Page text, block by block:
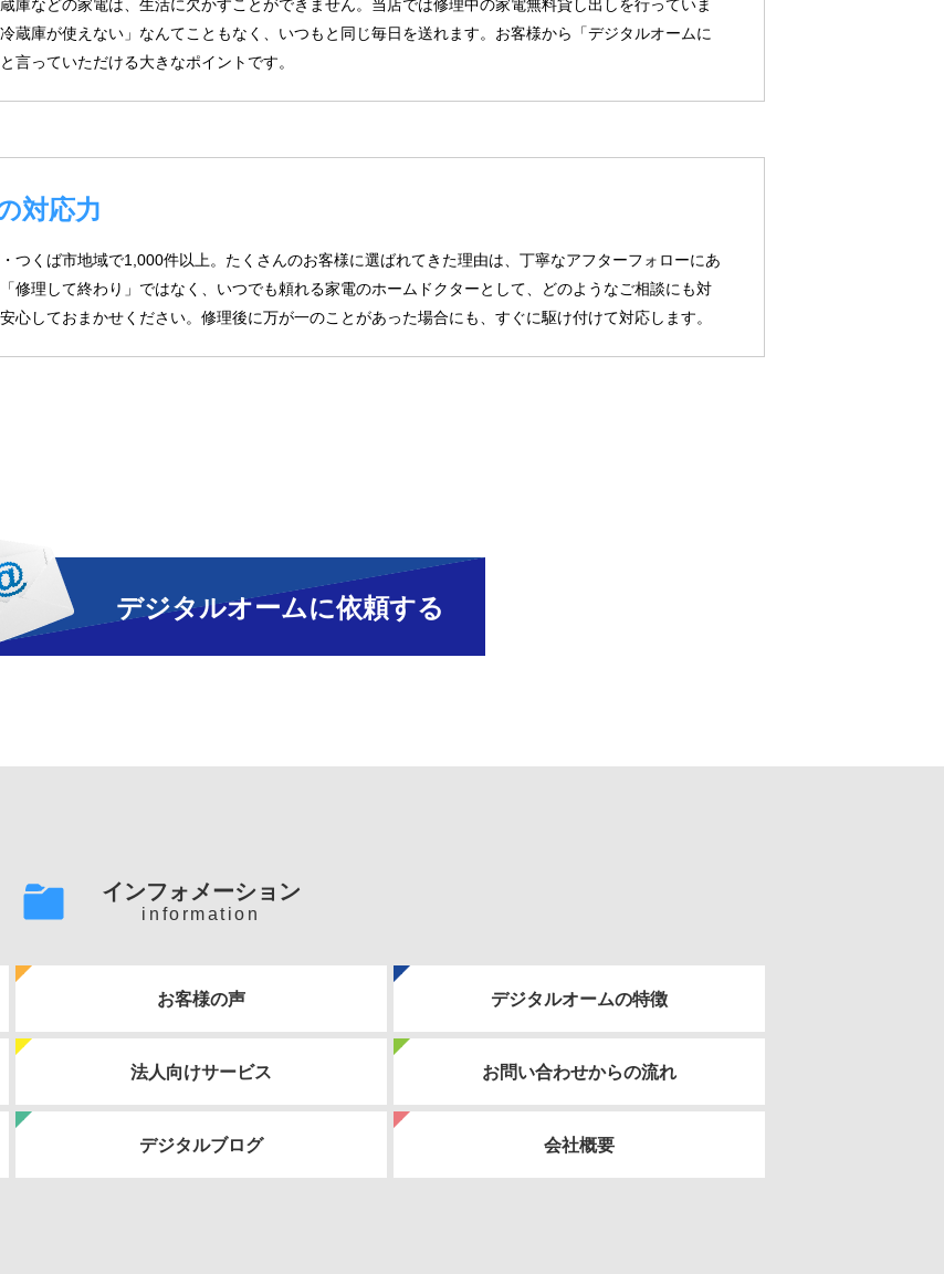
庫などの家電は、生活に欠かすことができません。当店では修理中の家電無料貸し出しを行っていま
蔵庫が使えない」なんてこともなく、いつもと同じ毎日を送れます。お客様から「デジタルオームに
言っていただける大きなポイントです。
対応力
つくば市地域で1,000件以上。たくさんのお客様に選ばれてきた理由は、丁寧なアフターフォローにあ
修理して終わり」ではなく、いつでも頼れる家電のホームドクターとして、どのようなご相談にも対
心しておまかせください。修理後に万が一のことがあった場合にも、すぐに駆け付けて対応します。
デジタルオームに依頼する
インフォメーション
information
お客様の声 デジタルオームの特徴
法人向けサービス お問い合わせからの流れ
デジタルブログ 会社概要